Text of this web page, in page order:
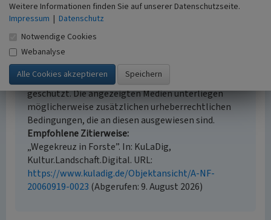
Empfohlene Zitierweise
Urheberrechtlicher Hinweis
Der hier präsentierte Inhalt ist urheberrechtlich
geschützt. Die angezeigten Medien unterliegen
möglicherweise zusätzlichen urheberrechtlichen
Bedingungen, die an diesen ausgewiesen sind.
Empfohlene Zitierweise
„Wegekreuz in Forste”. In: KuLaDig,
Kultur.Landschaft.Digital. URL:
https://www.kuladig.de/Objektansicht/A-NF-
20060919-0023 (Abgerufen: 9. August 2026)
Weitere Informationen finden Sie auf unserer Datenschutzseite.
Impressum | Datenschutz
Notwendige Cookies
Webanalyse